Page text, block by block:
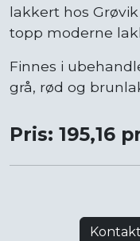
lakkert hos
topp moderne
Finnes i
grå, rød og
Pris: 195,16